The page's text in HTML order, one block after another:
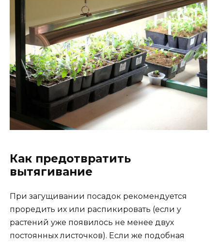
Как предотвратить
вытягивание
При загущивании посадок рекомендуется
проредить их или распикировать (если у
растений уже появилось не менее двух
постоянных листочков). Если же подобная